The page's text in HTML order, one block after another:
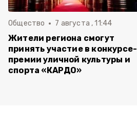
Общество 7 августа , 11:44
Жители региона смогут
принять участие в конкурсе-
премии уличной культуры и
спорта «КАРДО»